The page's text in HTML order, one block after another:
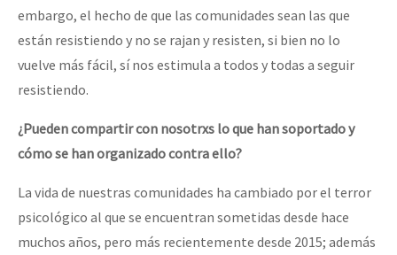
embargo, el hecho de que las comunidades sean las que
están resistiendo y no se rajan y resisten, si bien no lo
vuelve más fácil, sí nos estimula a todos y todas a seguir
resistiendo.
¿Pueden compartir con nosotrxs lo que han soportado y
cómo se han organizado contra ello?
La vida de nuestras comunidades ha cambiado por el terror
psicológico al que se encuentran sometidas desde hace
muchos años, pero más recientemente desde 2015; además